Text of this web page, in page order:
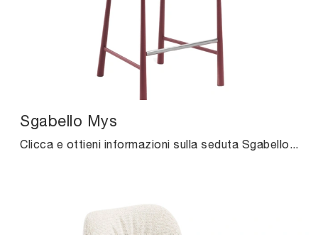
Sgabello Mys
Clicca e ottieni informazioni sulla seduta Sgabello Mys di Midj in tessuto: le più belle Sedie sgabelli design ti aspettano.